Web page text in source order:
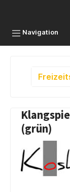
Navigation
(grün)